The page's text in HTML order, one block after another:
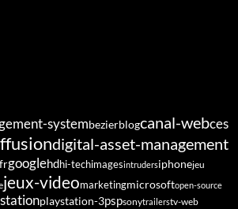
systembezierblogcanal-webces
digital-asset-management
frgooglehdhi-techimagesintrudersiphonejeu
jeux-videomarketingmicrosoftopen-source
playstation-3pspsonytrailerstv-web